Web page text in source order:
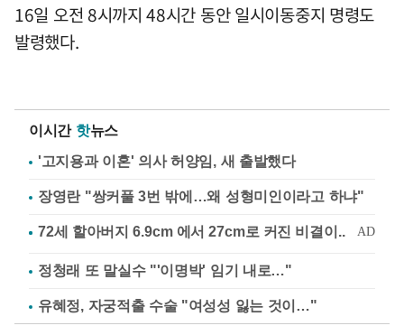
16일 오전 8시까지 48시간 동안 일시이동중지 명령도
발령했다.
이시간 핫뉴스
'고지용과 이혼' 의사 허양임, 새 출발했다
장영란 "쌍커풀 3번 밖에…왜 성형미인이라고 하냐"
정청래 또 말실수 "'이명박' 임기 내로…"
유혜정, 자궁적출 수술 "여성성 잃는 것이…"